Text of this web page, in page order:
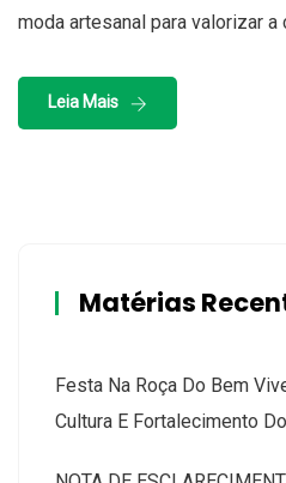
moda artesanal para valorizar a
Leia Mais
Matérias
Festa Na Roça Do Bem
Cultura E Fortalecimento